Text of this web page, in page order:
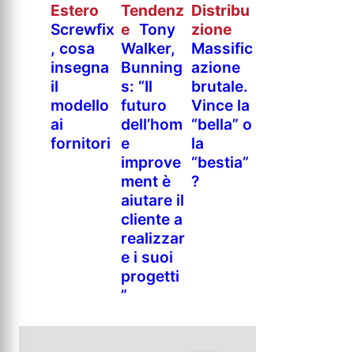
Estero
Screwfix
, cosa
insegna
il
modello
ai
fornitori
Tendenz
e Tony
Walker,
Bunning
s: “Il
futuro
dell’hom
e
improve
ment è
aiutare il
cliente a
realizzar
e i suoi
progetti
”
Distribu
zione
Massific
azione
brutale.
Vince la
“bella” o
la
“bestia”
?